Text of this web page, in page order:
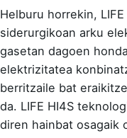
Helburu horrekin,
siderurgikoan arku
gasetan dagoen
elektrizitatea
berritzaile bat
da. LIFE HI4S
diren hainbat osagaik